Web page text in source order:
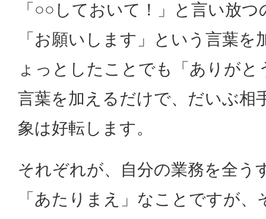
「○○しておいて！」と言い放
「お願いします」という言葉を
ょっとしたことでも「ありがと
言葉を加えるだけで、だいぶ相
象は好転します。
それぞれが、自分の業務を全う
「あたりまえ」なことですが、